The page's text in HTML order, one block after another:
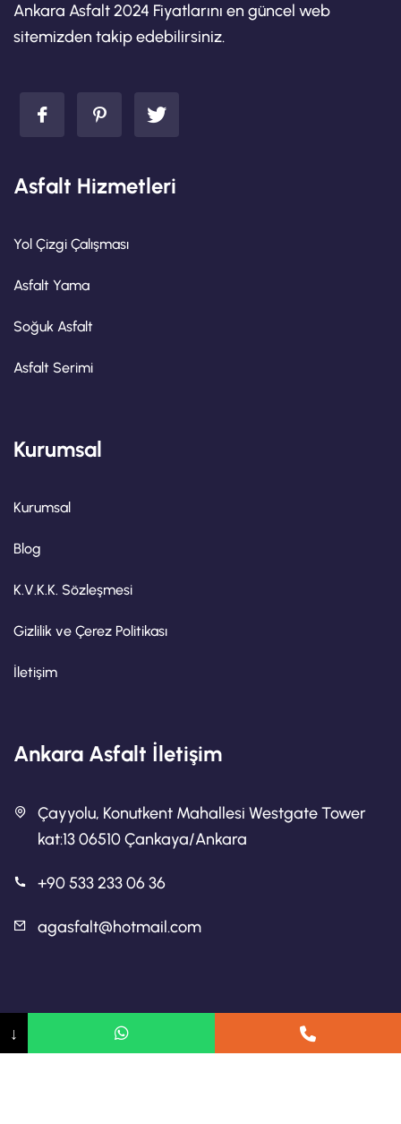
Ankara Asfalt 2024 Fiyatlarını en güncel web
sitemizden takip edebilirsiniz.
Asfalt Hizmetleri
Yol Çizgi Çalışması
Asfalt Yama
Soğuk Asfalt
Asfalt Serimi
Kurumsal
Kurumsal
Blog
K.V.K.K. Sözleşmesi
Gizlilik ve Çerez Politikası
İletişim
Ankara Asfalt İletişim
Çayyolu, Konutkent Mahallesi Westgate Tower
kat:13 06510 Çankaya/Ankara
+90 533 233 06 36
agasfalt@hotmail.com
Ankara Asfalt Firmaları
↓